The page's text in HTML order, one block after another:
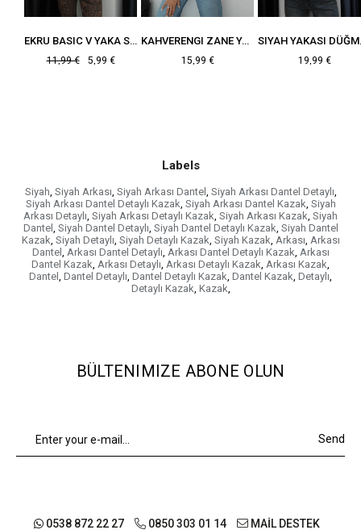
EKRU BASIC V YAKA SÜVETER
5,99 €
11,99 €
KAHVERENGI ZANE YUMUŞAK DOKULU KAZAK
15,99 € 19,99 €
Labels
Siyah, Siyah Arkası, Siyah Arkası Dantel , Siyah Arkası Dantel Detaylı,
Siyah Arkası Dantel Detaylı Kazak, Siyah Arkası Dantel Kazak, Siyah
Arkası Detaylı, Siyah Arkası Detaylı Kazak, Siyah Arkası Kazak, Siyah
Dantel , Siyah Dantel Detaylı, Siyah Dantel Detaylı Kazak, Siyah Dantel
Kazak, Siyah Detaylı, Siyah Detaylı Kazak, Siyah Kazak, Arkası, Arkası
Dantel , Arkası Dantel Detaylı, Arkası Dantel Detaylı Kazak, Arkası
Dantel Kazak, Arkası Detaylı, Arkası Detaylı Kazak, Arkası Kazak,
Dantel , Dantel Detaylı, Dantel Detaylı Kazak, Dantel Kazak, Detaylı,
Detaylı Kazak, Kazak,
BÜLTENIMIZE ABONE OLUN
Send
0538 872 22 27 0850 303 01 14 MAİL DESTEK